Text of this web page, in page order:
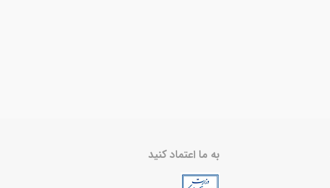
به ما اعتماد کنید